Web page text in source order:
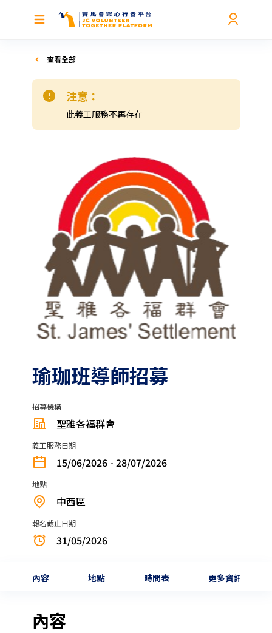
查看全部
注意：
此義工服務不再存在
瑜珈班導師招募
招募機構
聖雅各福群會
義工服務日期
15/06/2026 - 28/07/2026
地點
中西區
報名截止日期
31/05/2026
內容 地點 時間表 更多資訊
內容